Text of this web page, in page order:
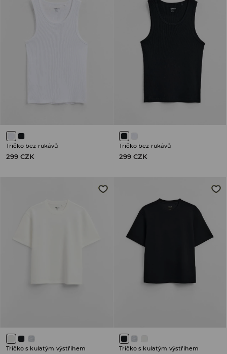
Tričko bez rukávů
299 CZK
Tričko bez rukávů
299 CZK
Tričko s kulatým výstřihem Tričko s kulatým výstřihem